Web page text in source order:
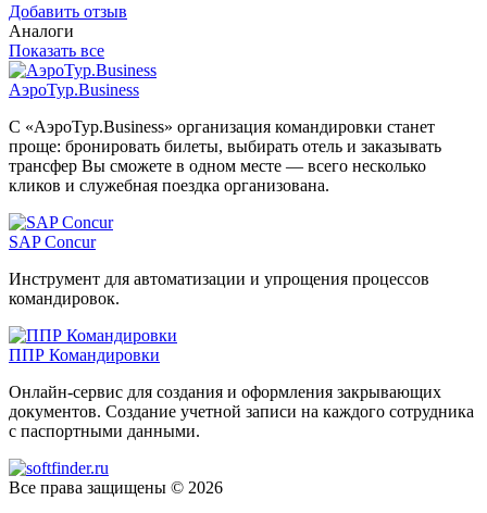
Добавить отзыв
Аналоги
Показать все
АэроТур.Business
С «АэроТур.Business» организация командировки станет
проще: бронировать билеты, выбирать отель и заказывать
трансфер Вы сможете в одном месте — всего несколько
кликов и служебная поездка организована.
SAP Concur
Инструмент для автоматизации и упрощения процессов
командировок.
ППР Командировки
Онлайн-сервис для создания и оформления закрывающих
документов. Создание учетной записи на каждого сотрудника
с паспортными данными.
Все права защищены © 2026